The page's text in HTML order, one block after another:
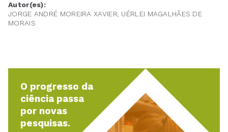
Autor(es):
JORGE ANDRÉ MOREIRA XAVIER, UÉRLEI MAGALHÃES DE
MORAIS
O progresso da
ciência passa
por novas
pesquisas.